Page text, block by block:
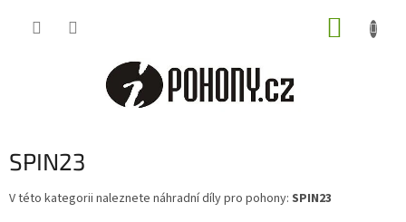
SPIN23
V této kategorii naleznete náhradní díly pro pohony: SPIN23